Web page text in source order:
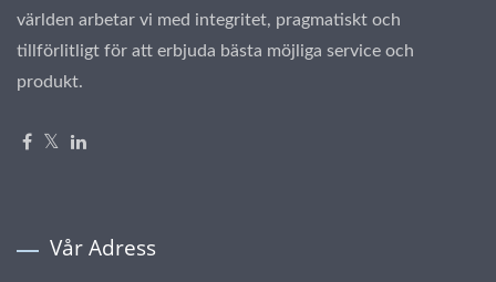
världen arbetar vi med integritet, pragmatiskt och
tillförlitligt för att erbjuda bästa möjliga service och
produkt.
Vår Adress